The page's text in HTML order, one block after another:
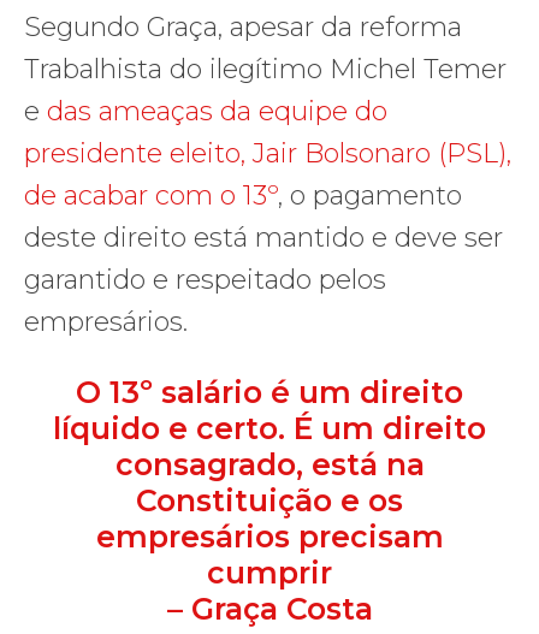
Segundo Graça, apesar da reforma
Trabalhista do ilegítimo Michel Temer
e das ameaças da equipe do
presidente eleito, Jair Bolsonaro (PSL),
de acabar com o 13º, o pagamento
deste direito está mantido e deve ser
garantido e respeitado pelos
empresários.
O 13º salário é um direito
líquido e certo. É um direito
consagrado, está na
Constituição e os
empresários precisam
cumprir
– Graça Costa